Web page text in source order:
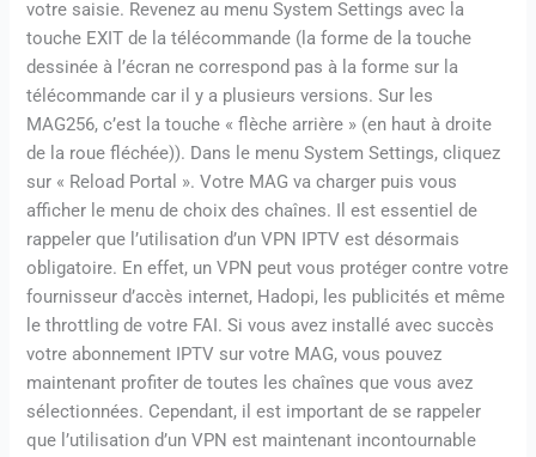
votre saisie. Revenez au menu System Settings avec la
touche EXIT de la télécommande (la forme de la touche
dessinée à l’écran ne correspond pas à la forme sur la
télécommande car il y a plusieurs versions. Sur les
MAG256, c’est la touche « flèche arrière » (en haut à droite
de la roue fléchée)). Dans le menu System Settings, cliquez
sur « Reload Portal ». Votre MAG va charger puis vous
afficher le menu de choix des chaînes. Il est essentiel de
rappeler que l’utilisation d’un VPN IPTV est désormais
obligatoire. En effet, un VPN peut vous protéger contre votre
fournisseur d’accès internet, Hadopi, les publicités et même
le throttling de votre FAI. Si vous avez installé avec succès
votre abonnement IPTV sur votre MAG, vous pouvez
maintenant profiter de toutes les chaînes que vous avez
sélectionnées. Cependant, il est important de se rappeler
que l’utilisation d’un VPN est maintenant incontournable